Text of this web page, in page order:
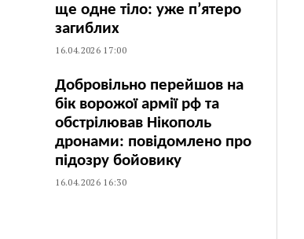
ще одне тіло: уже п’ятеро
загиблих
16.04.2026 17:00
Добровільно перейшов на
бік ворожої армії рф та
обстрілював Нікополь
дронами: повідомлено про
підозру бойовику
16.04.2026 16:30